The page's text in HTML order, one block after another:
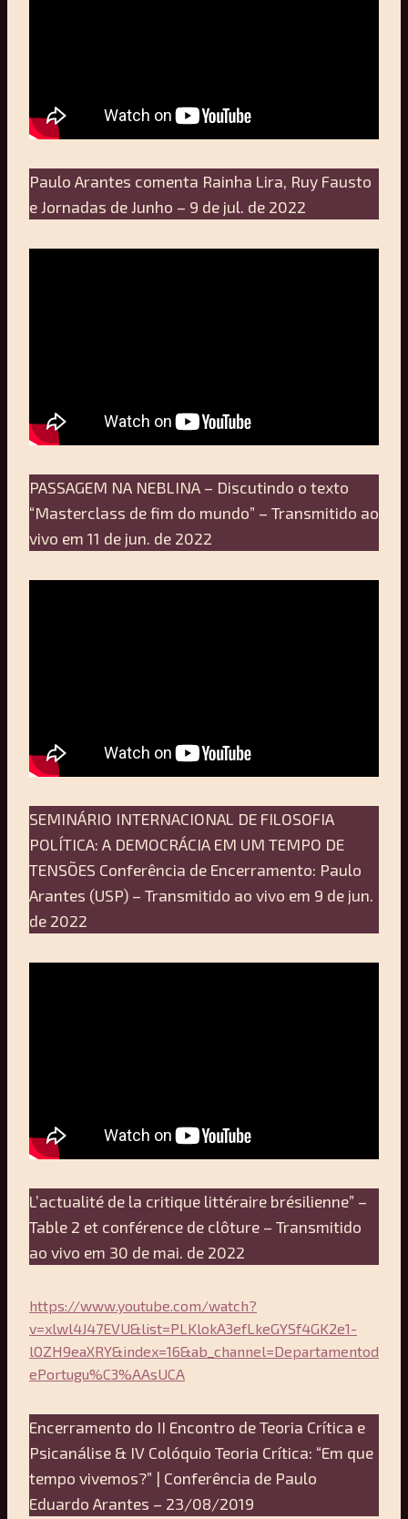
Paulo Arantes comenta Rainha Lira, Ruy Fausto
e Jornadas de Junho – 9 de jul. de 2022
PASSAGEM NA NEBLINA – Discutindo o texto
“Masterclass de fim do mundo” – Transmitido ao
vivo em 11 de jun. de 2022
SEMINÁRIO INTERNACIONAL DE FILOSOFIA
POLÍTICA: A DEMOCRÁCIA EM UM TEMPO DE
TENSÕES Conferência de Encerramento: Paulo
Arantes (USP) – Transmitido ao vivo em 9 de jun.
de 2022
L’actualité de la critique littéraire brésilienne” –
Table 2 et conférence de clôture – Transmitido
ao vivo em 30 de mai. de 2022
https://www.youtube.com/watch?
v=xlwl4J47EVU&list=PLKlokA3efLkeGYSf4GK2e1-
lOZH9eaXRY&index=16&ab_channel=Departamentod
ePortugu%C3%AAsUCA
Encerramento do II Encontro de Teoria Crítica e
Psicanálise & IV Colóquio Teoria Crítica: “Em que
tempo vivemos?” | Conferência de Paulo
Eduardo Arantes – 23/08/2019